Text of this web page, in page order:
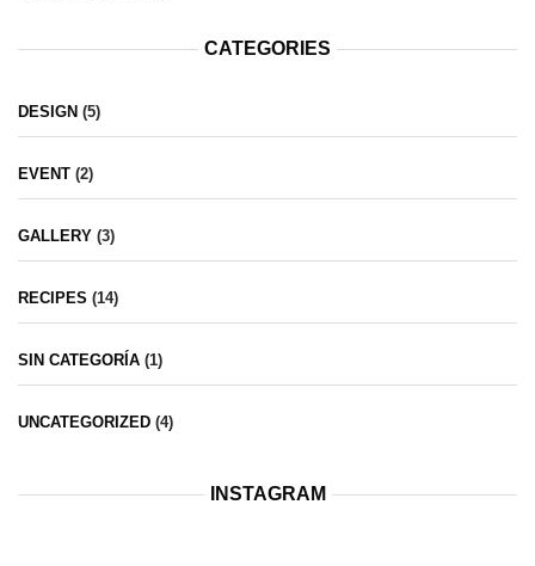
CATEGORIES
DESIGN (5)
EVENT (2)
GALLERY (3)
RECIPES (14)
SIN CATEGORÍA (1)
UNCATEGORIZED (4)
INSTAGRAM